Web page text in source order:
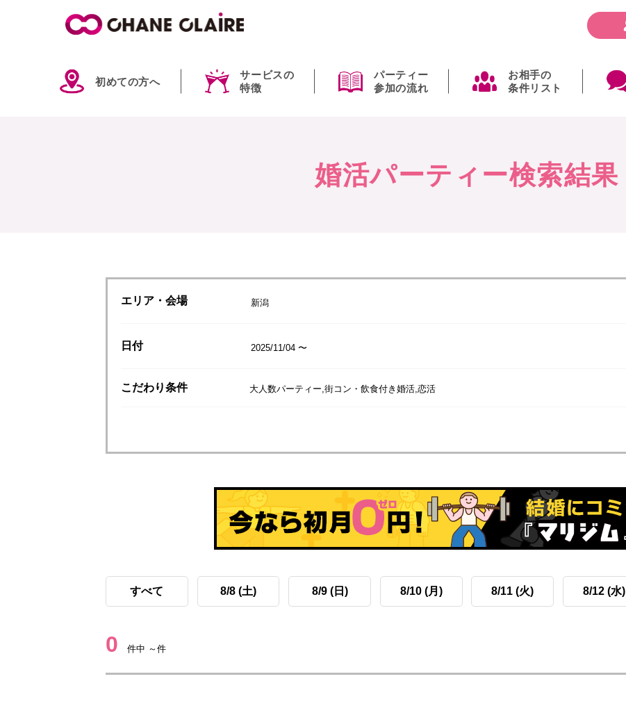
初めての方へ
サービスの
特徴
パーティー
参加の流れ
お相手の
条件リスト
婚活パーティー検索結果
エリア・会場 新潟
日付 2025/11/04 〜
こだわり条件 大人数パーティー,街コン・飲食付き婚活,恋活
すべて 8/8 (土) 8/9 (日) 8/10 (月) 8/11 (火) 8/12 (水)
0 件中 ～件